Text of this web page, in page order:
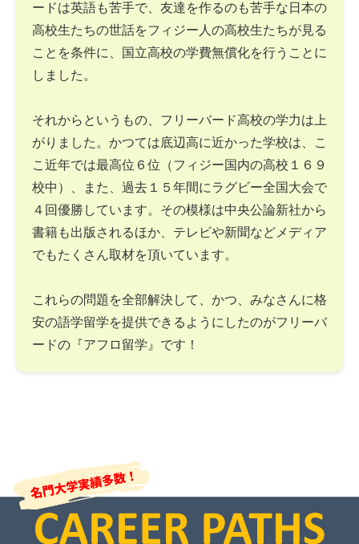
ードは英語も苦手で、友達を作るのも苦手な日本の
高校生たちの世話をフィジー人の高校生たちが見る
ことを条件に、国立高校の学費無償化を行うことに
しました。
それからというもの、フリーバード高校の学力は上
がりました。かつては底辺高に近かった学校は、こ
こ近年では最高位６位（フィジー国内の高校１６９
校中）、また、過去１５年間にラグビー全国大会で
４回優勝しています。その模様は中央公論新社から
書籍も出版されるほか、テレビや新聞などメディア
でもたくさん取材を頂いています。
これらの問題を全部解決して、かつ、みなさんに格
安の語学留学を提供できるようにしたのがフリーバ
ードの『アフロ留学』です！